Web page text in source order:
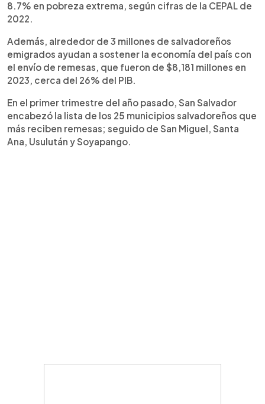
8.7% en pobreza extrema, según cifras de la CEPAL de
2022.
Además, alrededor de 3 millones de salvadoreños
emigrados ayudan a sostener la economía del país con
el envío de remesas, que fueron de $8,181 millones en
2023, cerca del 26% del PIB.
En el primer trimestre del año pasado, San Salvador
encabezó la lista de los 25 municipios salvadoreños que
más reciben remesas; seguido de San Miguel, Santa
Ana, Usulután y Soyapango.